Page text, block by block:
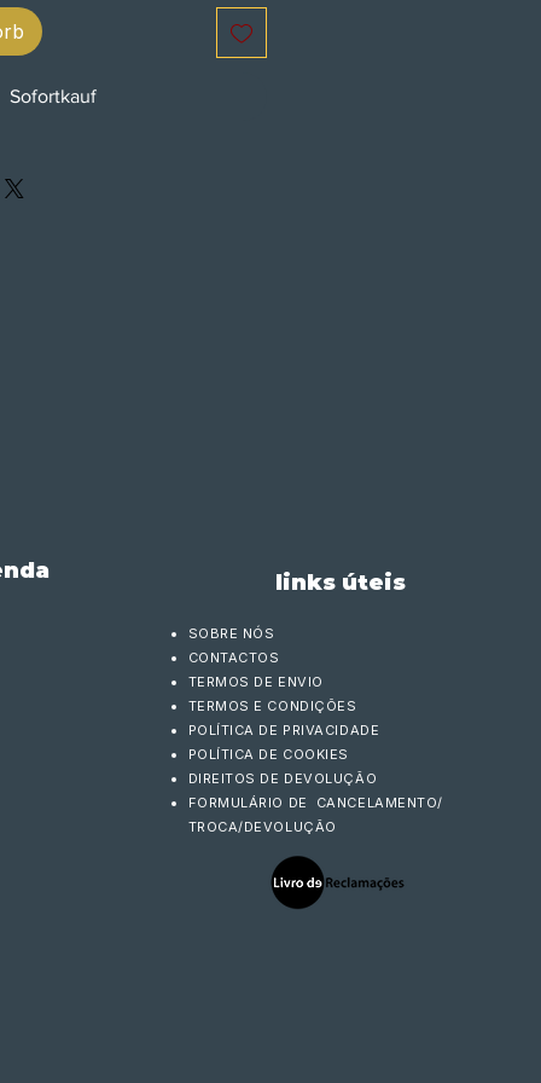
Sofortkauf
links úteis
SOBRE NÓS
CONTACTOS
TERMOS DE ENVIO
TERMOS E CONDIÇÕES
POLÍTICA DE PRIVACIDADE
POLÍTICA DE COOKIES
DIREITOS DE DEVOLUÇÃO
FORMULÁRIO DE CANCELAMENTO/
TROCA/DEVOLUÇÃO